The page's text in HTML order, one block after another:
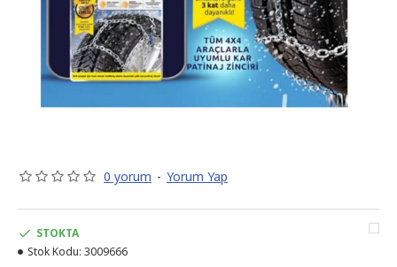
0 yorum - Yorum Yap
STOKTA
Stok Kodu: 3009666